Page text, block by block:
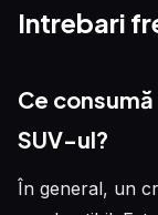
Intrebari
Ce
SUV-ul?
În general, un